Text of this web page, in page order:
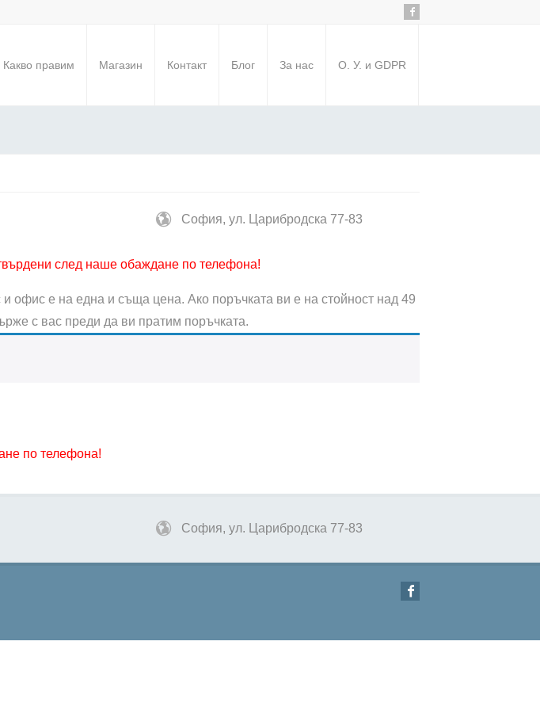
Какво правим Магазин Контакт Блог За нас О. У. и GDPR
София, ул. Царибродска 77-83
след наше обаждане по телефона!
офис е на една и съща цена. Ако поръчката ви е на стойност над 49
с вас преди да ви пратим поръчката.
по телефона!
София, ул. Царибродска 77-83